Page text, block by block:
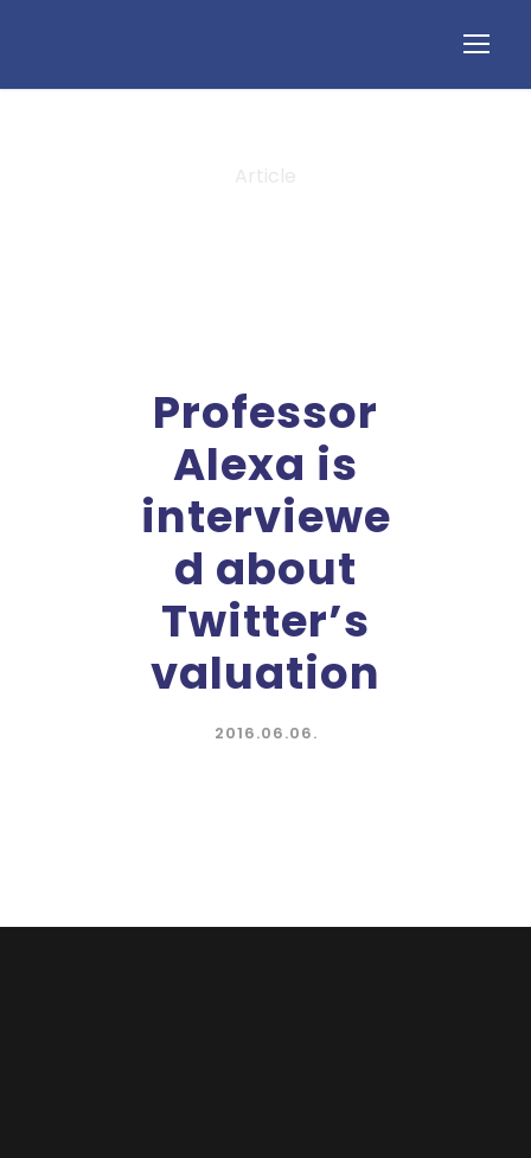
Professor
Alexa is
interviewe
d about
Twitter’s
valuation
2016.06.06.